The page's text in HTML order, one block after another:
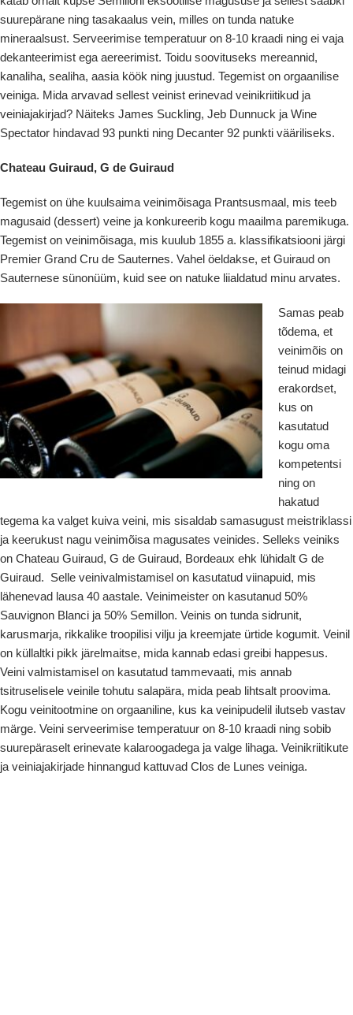
suurepärane ning tasakaalus vein, milles on tunda natuke
mineraalsust. Serveerimise temperatuur on 8-10 kraadi ning ei vaja
dekanteerimist ega aereerimist. Toidu soovituseks mereannid,
kanaliha, sealiha, aasia köök ning juustud. Tegemist on orgaanilise
veiniga. Mida arvavad sellest veinist erinevad veinikriitikud ja
veiniajakirjad? Näiteks James Suckling, Jeb Dunnuck ja Wine
Spectator hindavad 93 punkti ning Decanter 92 punkti vääriliseks.
Chateau Guiraud, G de Guiraud
Tegemist on ühe kuulsaima veinimõisaga Prantsusmaal, mis teeb
magusaid (dessert) veine ja konkureerib kogu maailma paremikuga.
Tegemist on veinimõisaga, mis kuulub 1855 a. klassifikatsiooni järgi
Premier Grand Cru de Sauternes. Vahel öeldakse, et Guiraud on
Sauternese sünonüüm, kuid see on natuke liialdatud minu arvates.
Samas peab
tõdema, et
veinimõis on
teinud midagi
erakordset,
kus on
kasutatud
kogu oma
kompetentsi
ning on
hakatud
tegema ka valget kuiva veini, mis sisaldab samasugust meistriklassi
ja keerukust nagu veinimõisa magusates veinides. Selleks veiniks
on Chateau Guiraud, G de Guiraud, Bordeaux ehk lühidalt G de
Guiraud. Selle veinivalmistamisel on kasutatud viinapuid, mis
lähenevad lausa 40 aastale. Veinimeister on kasutanud 50%
Sauvignon Blanci ja 50% Semillon. Veinis on tunda sidrunit,
karusmarja, rikkalike troopilisi vilju ja kreemjate ürtide kogumit. Veinil
on küllaltki pikk järelmaitse, mida kannab edasi greibi happesus.
Veini valmistamisel on kasutatud tammevaati, mis annab
tsitruselisele veinile tohutu salapära, mida peab lihtsalt proovima.
Kogu veinitootmine on orgaaniline, kus ka veinipudelil ilutseb vastav
märge. Veini serveerimise temperatuur on 8-10 kraadi ning sobib
suurepäraselt erinevate kalaroogadega ja valge lihaga. Veinikriitikute
ja veiniajakirjade hinnangud kattuvad Clos de Lunes veiniga.